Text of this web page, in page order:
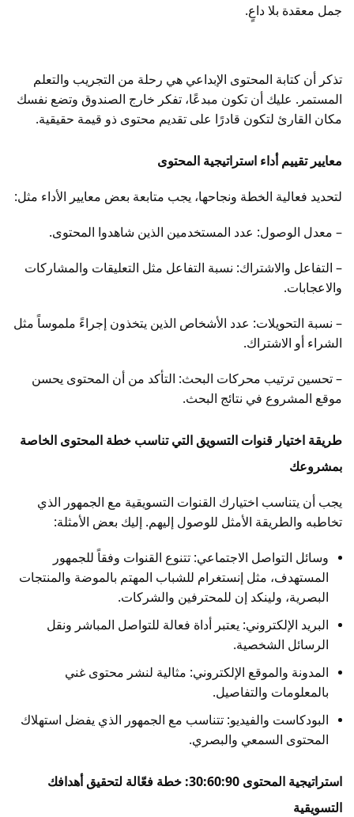
جمل معقدة بلا داعٍ.
تذكر أن كتابة المحتوى الإبداعي هي رحلة من التجريب والتعلم
المستمر. عليك أن تكون مبدعًا، تفكر خارج الصندوق وتضع نفسك
مكان القارئ لتكون قادرًا على تقديم محتوى ذو قيمة حقيقية.
معايير تقييم أداء استراتيجية المحتوى
لتحديد فعالية الخطة ونجاحها، يجب متابعة بعض معايير الأداء مثل:
– معدل الوصول: عدد المستخدمين الذين شاهدوا المحتوى.
– التفاعل والاشتراك: نسبة التفاعل مثل التعليقات والمشاركات
والاعجابات.
– نسبة التحويلات: عدد الأشخاص الذين يتخذون إجراءً ملموساً مثل
الشراء أو الاشتراك.
– تحسين ترتيب محركات البحث: التأكد من أن المحتوى يحسن
موقع المشروع في نتائج البحث.
طريقة اختيار قنوات التسويق التي تناسب خطة المحتوى الخاصة
بمشروعك
يجب أن يتناسب اختيارك القنوات التسويقية مع الجمهور الذي
تخاطبه والطريقة الأمثل للوصول إليهم. إليك بعض الأمثلة:
وسائل التواصل الاجتماعي: تتنوع القنوات وفقاً للجمهور
المستهدف، مثل إنستغرام للشباب المهتم بالموضة والمنتجات
البصرية، ولينكد إن للمحترفين والشركات.
البريد الإلكتروني: يعتبر أداة فعالة للتواصل المباشر ونقل
الرسائل الشخصية.
المدونة والموقع الإلكتروني: مثالية لنشر محتوى غني
بالمعلومات والتفاصيل.
البودكاست والفيديو: تتناسب مع الجمهور الذي يفضل استهلاك
المحتوى السمعي والبصري.
استراتيجية المحتوى 30:60:90: خطة فعّالة لتحقيق أهدافك
التسويقية